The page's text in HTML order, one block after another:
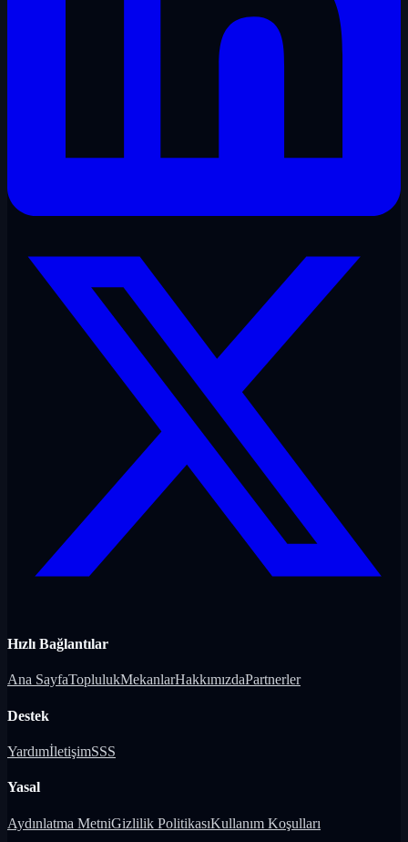
Hızlı Bağlantılar
Ana SayfaToplulukMekanlarHakkımızdaPartnerler
Destek
YardımİletişimSSS
Yasal
Aydınlatma MetniGizlilik PolitikasıKullanım Koşulları